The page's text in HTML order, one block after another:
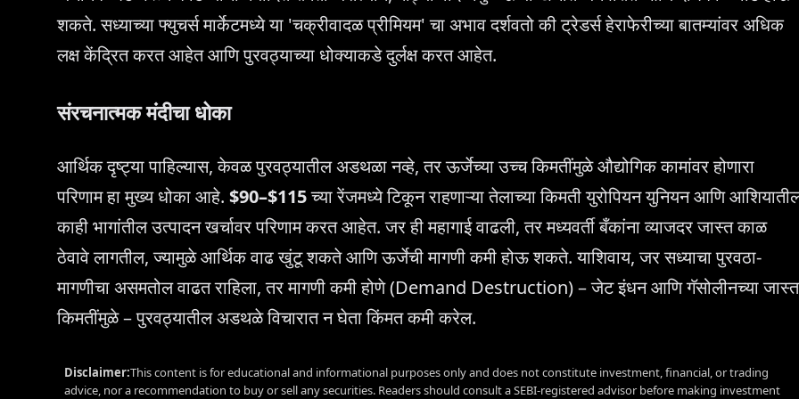
शकते. सध्याच्या फ्युचर्स मार्केटमध्ये या 'चक्रीवादळ प्रीमियम' चा अभाव दर्शवतो की ट्रेडर्स हेराफेरीच्या बातम्यांवर अधिक
लक्ष केंद्रित करत आहेत आणि पुरवठ्याच्या धोक्याकडे दुर्लक्ष करत आहेत.
संरचनात्मक मंदीचा धोका
आर्थिक दृष्ट्या पाहिल्यास, केवळ पुरवठ्यातील अडथळा नव्हे, तर ऊर्जेच्या उच्च किमतींमुळे औद्योगिक कामांवर होणारा
परिणाम हा मुख्य धोका आहे. $90–$115च्या रेंजमध्ये टिकून राहणाऱ्या तेलाच्या किमती युरोपियन युनियन आणि
काही भागांतील उत्पादन खर्चावर परिणाम करत आहेत. जर ही महागाई वाढली, तर मध्यवर्ती बँकांना व्याजदर जास्त काळ
ठेवावे लागतील, ज्यामुळे आर्थिक वाढ खुंटू शकते आणि ऊर्जेची मागणी कमी होऊ शकते. याशिवाय, जर सध्याचा पुरवठा-
मागणीचा असमतोल वाढत राहिला, तर मागणी कमी होणे (Demand Destruction) – जेट इंधन आणि गॅसोलीनच्या जास्त
किमतींमुळे – पुरवठ्यातील अडथळे विचारात न घेता किंमत कमी करेल.
Disclaimer:This content is for educational and informational purposes only and does not constitute investment, financial, or trading
advice, nor a recommendation to buy or sell any securities. Readers should consult a SEBI-registered advisor before making investment